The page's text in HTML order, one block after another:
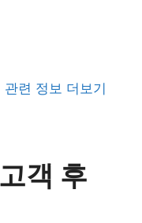
련 정보 더보기
객 후